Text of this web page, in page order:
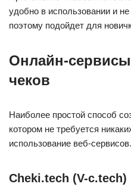
удобно в использовании и
поэтому подойдет для
Онлайн-
чеков
Наиболее простой способ
котором не требуется
использование веб-сервисов.
Cheki.tech (V-c.tech)